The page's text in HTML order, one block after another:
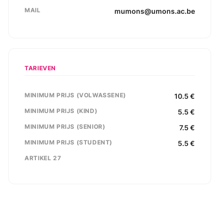
MAIL mumons@umons.ac.be
TARIEVEN
MINIMUM PRIJS (VOLWASSENE) 10.5 €
MINIMUM PRIJS (KIND) 5.5 €
MINIMUM PRIJS (SENIOR) 7.5 €
MINIMUM PRIJS (STUDENT) 5.5 €
ARTIKEL 27